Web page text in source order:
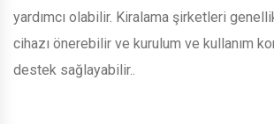
yardımcı olabilir. Kiralama şirketleri
cihazı önerebilir ve kurulum ve kullanım
destek sağlayabilir..